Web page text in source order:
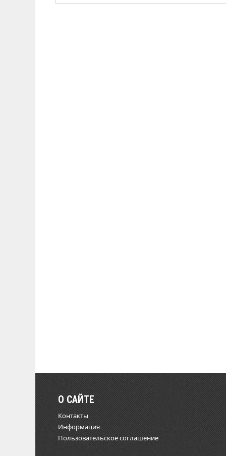
О САЙТЕ
Контакты
Информация
Пользовательское соглашение